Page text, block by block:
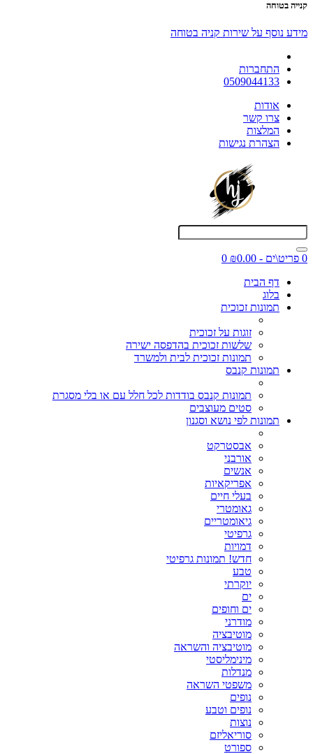
קנייה בטוחה
מידע נוסף על שירות קניה בטוחה
התחברות
0509044133
אודות
צרו קשר
המלצות
הצהרת נגישות
0 פריט\ים - ₪0.00
0
דף הבית
בלוג
תמונות זכוכית
זוגות על זכוכית
שלשות זכוכית בהדפסה ישירה
תמונות זכוכית לבית ולמשרד
תמונות קנבס
תמונות קנבס בודדות לכל חלל עם או בלי מסגרת
סטים מעוצבים
תמונות לפי נושא וסגנון
אבסטרקט
אורבני
אנשים
אפריקאיות
בעלי חיים
גאומטרי
גיאומטריים
גרפיטי
דמויות
חדש! תמונות גרפיטי
טבע
יוקרתי
ים
ים וחופים
מודרני
מוטיבציה
מוטיבציה והשראה
מינימליסטי
מנדלות
משפטי השראה
נופים
נופים וטבע
נוצות
סוריאליזם
ספורט